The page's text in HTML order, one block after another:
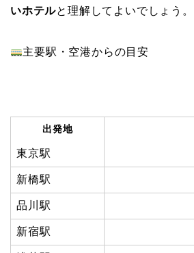
いホテルと理解してよいでしょう。
主要駅・空港からの目安
出発地
東京駅
新橋駅
品川駅
新宿駅